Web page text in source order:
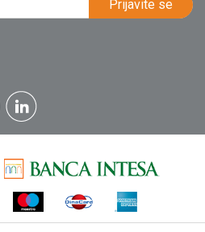
Prijavite se